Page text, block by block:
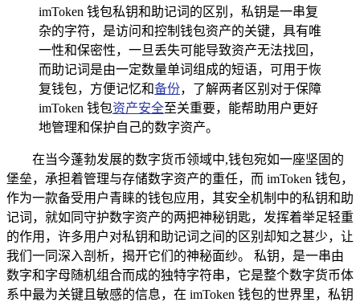
imToken 钱包私钥和助记词的区别，私钥是一串复
杂的字符，是访问和控制钱包资产的关键，具有唯
一性和保密性，一旦丢失可能导致资产无法找回，
而助记词是由一定数量单词组成的短语，可用于恢
复钱包，方便记忆和备份，了解两者区别对于保障
imToken 钱包资产安全至关重要，能帮助用户更好
地管理和保护自己的数字资产。
在当今蓬勃发展的数字货币领域中,钱包宛如一座坚固的
堡垒，承担着管理与存储数字资产的重任，而 imToken 钱包，
作为一款备受用户青睐的钱包应用，其安全机制中的私钥和助
记词，就如同守护数字资产的两把神秘钥匙，发挥着举足轻重
的作用，许多用户对私钥和助记词之间的区别却知之甚少，让
我们一同深入剖析，揭开它们的神秘面纱。 私钥，是一串由
数字和字母随机组合而成的独特字符串，它是整个数字货币体
系中最为关键且敏感的信息，在 imToken 钱包的世界里，私钥